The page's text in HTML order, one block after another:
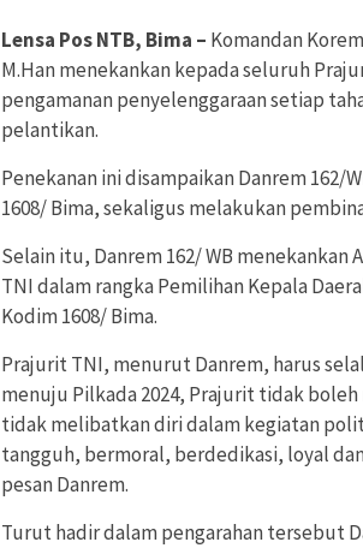
Lensa Pos NTB, Bima – Komandan
M.Han menekankan kepada seluruh
pengamanan penyelenggaraan setiap
pelantikan.
Penekanan ini disampaikan Danrem 162/
1608/ Bima, sekaligus melakukan
Selain itu, Danrem 162/ WB
TNI dalam rangka Pemilihan Kepala
Kodim 1608/ Bima.
Prajurit TNI, menurut Danrem, harus
menuju Pilkada 2024, Prajurit tidak
tidak melibatkan diri dalam kegiatan
tangguh, bermoral, berdedikasi, loyal
pesan Danrem.
Turut hadir dalam pengarahan tersebut